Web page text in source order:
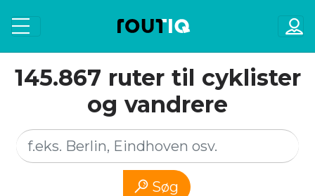
145.867 ruter til cyklister
og vandrere
Søg